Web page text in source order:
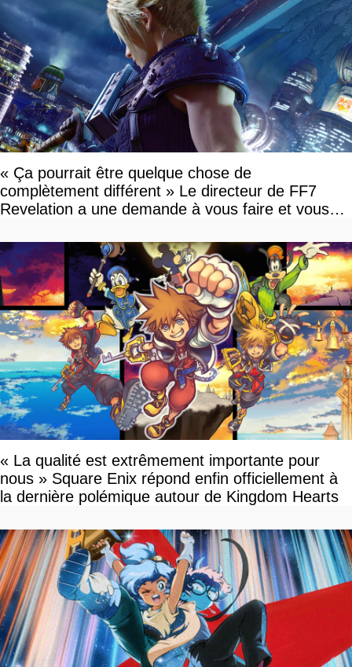
« Ça pourrait être quelque chose de
complètement différent » Le directeur de FF7
Revelation a une demande à vous faire et vous
« La qualité est extrêmement importante pour
nous » Square Enix répond enfin officiellement à
la dernière polémique autour de Kingdom Hearts